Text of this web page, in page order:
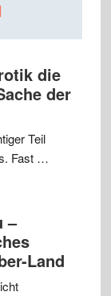
die
der
Teil
Fast …
–
Land